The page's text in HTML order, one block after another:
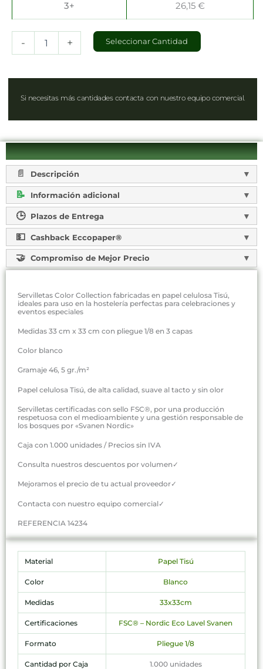
3+ 26,15 €
- + Seleccionar Cantidad
Si necesitas más cantidades contacta con nuestro equipo comercial.
Descripción
Información adicional
Plazos de Entrega
Cashback Eccopaper®
Compromiso de Mejor Precio
Servilletas Color Collection fabricadas en papel celulosa Tisú,
ideales para uso en la hostelería perfectas para celebraciones y
eventos especiales
Medidas 33 cm x 33 cm con pliegue 1/8 en 3 capas
Color blanco
Gramaje 46, 5 gr./m²
Papel celulosa Tisú, de alta calidad, suave al tacto y sin olor
Servilletas certificadas con sello FSC®, por una producción
respetuosa con el medioambiente y una gestión responsable de
los bosques por «Svanen Nordic»
Caja con 1.000 unidades / Precios sin IVA
Consulta nuestros descuentos por volumen✓
Mejoramos el precio de tu actual proveedor✓
Contacta con nuestro equipo comercial✓
REFERENCIA 14234
Material Papel Tisú
Color Blanco
Medidas 33x33cm
Certificaciones FSC® – Nordic Eco Lavel Svanen
Formato Pliegue 1/8
Cantidad por Caja 1.000 unidades